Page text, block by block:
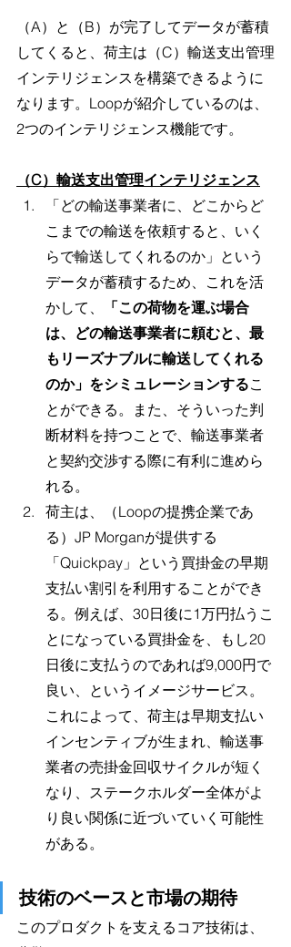
（A）と（B）が完了してデータが蓄積
してくると、荷主は（C）輸送支出管理
インテリジェンスを構築できるように
なります。Loopが紹介しているのは、
2つのインテリジェンス機能です。
（C）輸送支出管理インテリジェンス
「どの輸送事業者に、どこからど
こまでの輸送を依頼すると、いく
らで輸送してくれるのか」という
データが蓄積するため、これを活
かして、
「この荷物を運ぶ場合
は、どの輸送事業者に頼むと、最
もリーズナブルに輸送してくれる
のか」をシミュレーションするこ
とができる。また、そういった判
断材料を持つことで、輸送事業者
と契約交渉する際に有利に進めら
れる。
荷主は、（Loopの提携企業であ
る）JP Morganが提供する
「Quickpay」という買掛金の早期
支払い割引を利用することができ
る。例えば、30日後に1万円払うこ
とになっている買掛金を、もし20
日後に支払うのであれば9,000円で
良い、というイメージサービス。
これによって、荷主は早期支払い
インセンティブが生まれ、輸送事
業者の売掛金回収サイクルが短く
なり、ステークホルダー全体がよ
り良い関係に近づいていく可能性
がある。
技術のベースと市場の期待
このプロダクトを支えるコア技術は、